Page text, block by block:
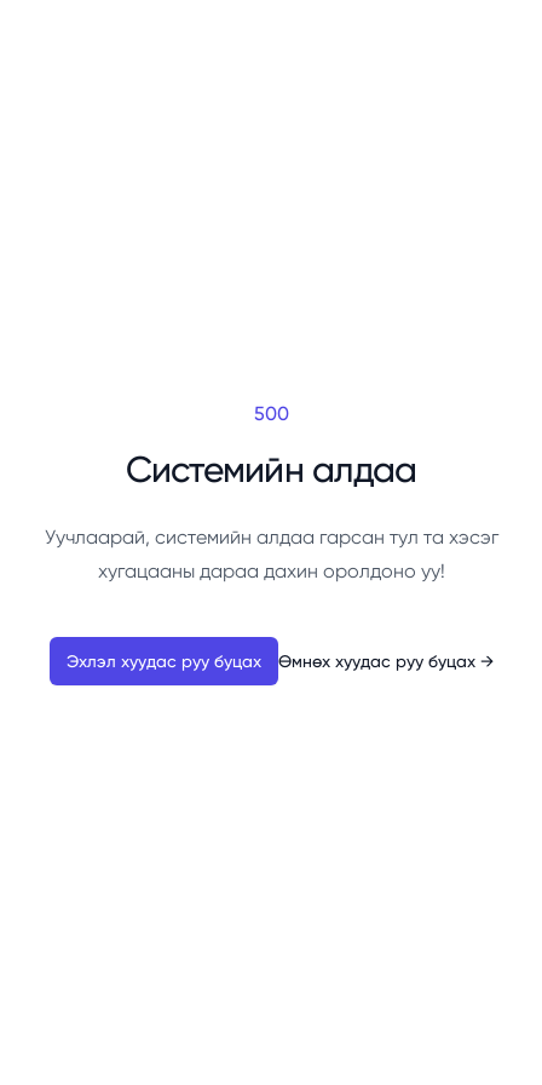
500
Системийн алдаа
Уучлаарай, системийн алдаа гарсан тул та хэсэг
хугацааны дараа дахин оролдоно уу!
Эхлэл хуудас руу буцах Өмнөх хуудас руу буцах →